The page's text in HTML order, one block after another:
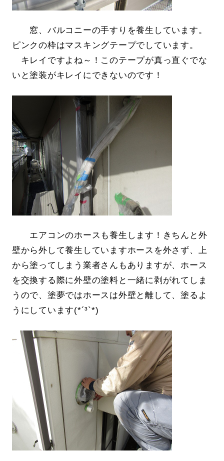
窓、バルコニーの手すりを養生しています。
ピンクの枠はマスキングテープでしています。
キレイですよね～！このテープが真っ直ぐでな
いと塗装がキレイにできないのです！
エアコンのホースも養生します！きちんと外
壁から外して養生していますホースを外さず、上
から塗ってしまう業者さんもありますが、ホース
を交換する際に外壁の塗料と一緒に剥がれてしま
うので、塗夢ではホースは外壁と離して、塗るよ
うにしています(*´³`*)